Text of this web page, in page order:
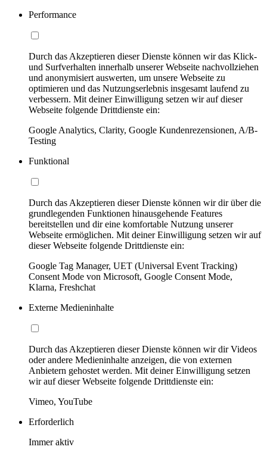
Performance
Durch das Akzeptieren dieser Dienste können wir das Klick-
und Surfverhalten innerhalb unserer Webseite nachvollziehen
und anonymisiert auswerten, um unsere Webseite zu
optimieren und das Nutzungserlebnis insgesamt laufend zu
verbessern. Mit deiner Einwilligung setzen wir auf dieser
Webseite folgende Drittdienste ein:
Google Analytics, Clarity, Google Kundenrezensionen, A/B-
Testing
Funktional
Durch das Akzeptieren dieser Dienste können wir dir über die
grundlegenden Funktionen hinausgehende Features
bereitstellen und dir eine komfortable Nutzung unserer
Webseite ermöglichen. Mit deiner Einwilligung setzen wir auf
dieser Webseite folgende Drittdienste ein:
Google Tag Manager, UET (Universal Event Tracking)
Consent Mode von Microsoft, Google Consent Mode,
Klarna, Freshchat
Externe Medieninhalte
Durch das Akzeptieren dieser Dienste können wir dir Videos
oder andere Medieninhalte anzeigen, die von externen
Anbietern gehostet werden. Mit deiner Einwilligung setzen
wir auf dieser Webseite folgende Drittdienste ein:
Vimeo, YouTube
Erforderlich
Immer aktiv